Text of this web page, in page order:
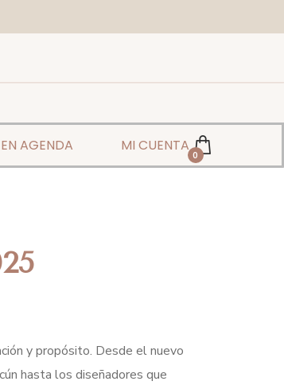
AGENDA MI CUENTA
0
y propósito. Desde el nuevo
hasta los diseñadores que